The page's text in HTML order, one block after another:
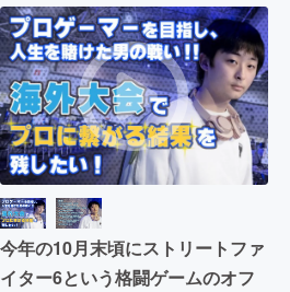
アート・写真
テクノロジー・ガジェット
映像・映画
まちづくり・地域活性化
今年の10月末頃にストリートファ
イター6という格闘ゲームのオフ